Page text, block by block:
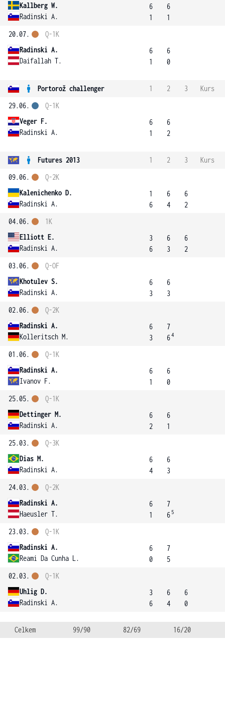
Kallberg W.
Radinski A.
6
1
6
1
20.07.
Radinski A.
Daifallah T.
Q-1K
6
1
6
0
Portorož challenger 1 2 3
Kurs
29.06.
Veger F.
Radinski A.
Q-1K
6
1
6
2
Futures 2013 1 2 3
Kurs
09.06.
Kalenichenko D.
Radinski A.
Q-2K
1
6
6
4
6
2
04.06.
Elliott E.
Radinski A.
1K
3
6
6
3
6
2
03.06.
Khotulev S.
Radinski A.
Q-OF
6
3
6
3
02.06.
Radinski A.
Kolleritsch M.
Q-2K
6
3
7
64
01.06.
Radinski A.
Ivanov F.
Q-1K
6
1
6
0
25.05.
Dettinger M.
Radinski A.
Q-1K
6
2
6
1
25.03.
Dias M.
Radinski A.
Q-3K
6
4
6
3
24.03.
Radinski A.
Haeusler T.
Q-2K
6
1
7
6 5
23.03.
Radinski A.
Reami Da Cunha L.
Q-1K
6
0
7
5
02.03.
Uhlig D.
Radinski A.
Q-1K
3
6
6
4
6
0
Celkem 99/90 82/69 16/20